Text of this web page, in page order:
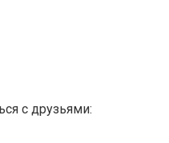
с друзьями: